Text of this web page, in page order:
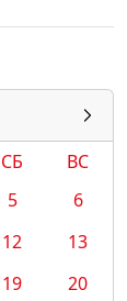
СБ
ВС
5
6
12
13
19
20